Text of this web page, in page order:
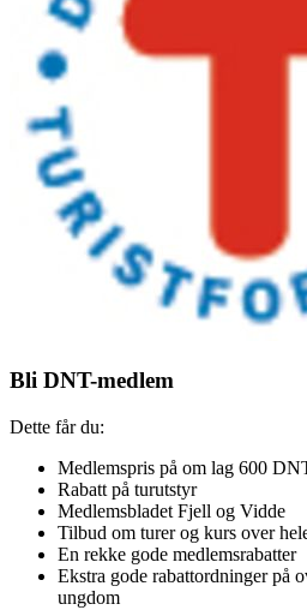
Bli DNT-medlem
Dette får du:
Medlemspris på om lag 600
Rabatt på turutstyr
Medlemsbladet Fjell og Vidde
Tilbud om turer og kurs over
En rekke gode medlemsrabatter
Ekstra gode rabattordninger på
ungdom